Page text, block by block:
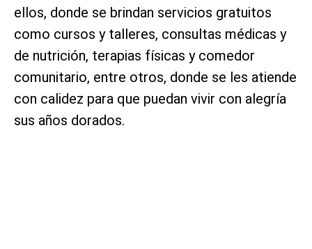
ellos, donde se brindan servicios gratuitos
como cursos y talleres, consultas médicas y
de nutrición, terapias físicas y comedor
comunitario, entre otros, donde se les atiende
con calidez para que puedan vivir con alegría
sus años dorados.